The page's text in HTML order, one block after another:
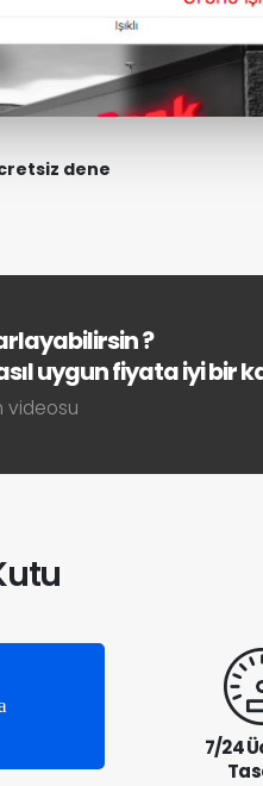
dene
?
uygun fiyata iyi bir
videosu
7/24